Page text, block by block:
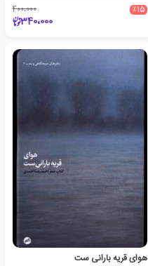
٪15 400،000
340،000
هوای قریه بارانی ست